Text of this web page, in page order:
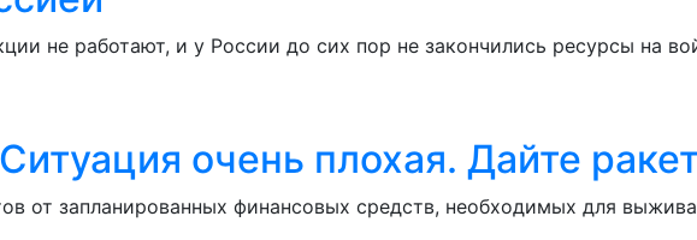
не работают, и у России до сих пор не закончились ресурсы на
очень плохая. Дайте
от запланированных финансовых средств, необходимых для